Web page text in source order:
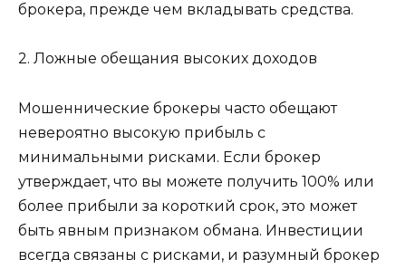
брокера, прежде чем вкладывать средства.
2. Ложные обещания высоких доходов
Мошеннические брокеры часто обещают
невероятно высокую прибыль с
минимальными рисками. Если брокер
утверждает, что вы можете получить 100% или
более прибыли за короткий срок, это может
быть явным признаком обмана. Инвестиции
всегда связаны с рисками, и разумный брокер